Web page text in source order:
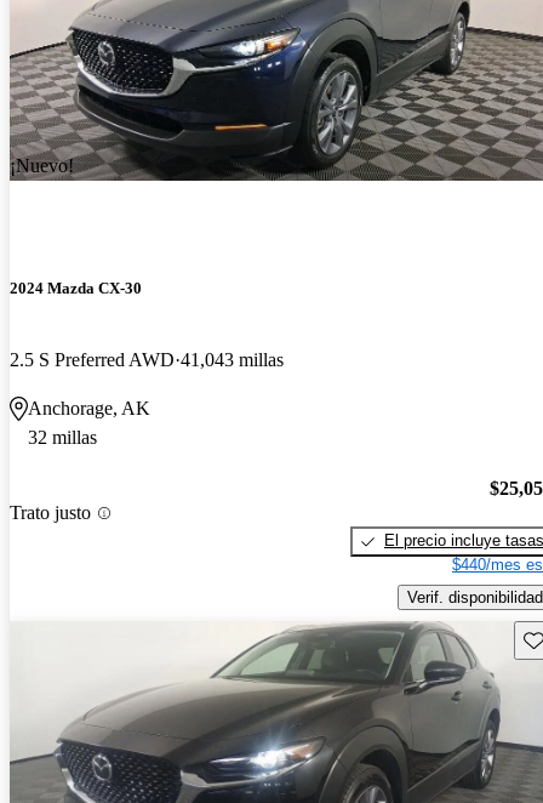
¡Nuevo!
2024 Mazda CX-30
2.5 S Preferred AWD 41,043 millas
Anchorage, AK
32 millas
Trato justo
El precio incluye tasas
$440/mes
Verif. disponibilidad